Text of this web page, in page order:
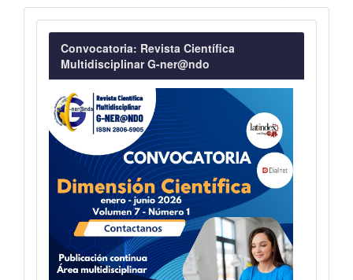
Convocatoria
Convocatoria: Revista Científica
Multidisciplinar G-ner@ndo